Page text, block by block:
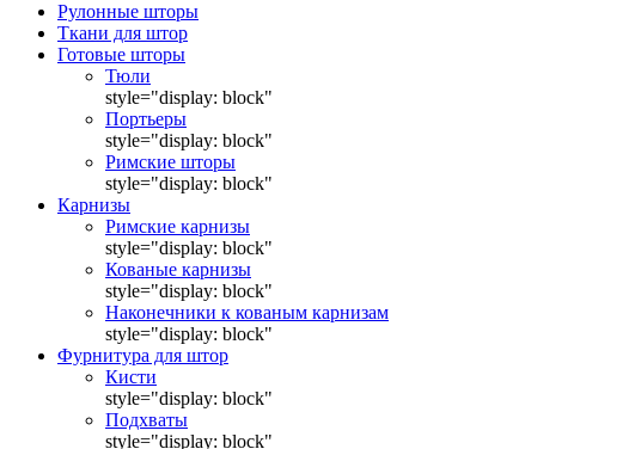
Рулонные шторы
Ткани для штор
Готовые шторы
Тюли
style="display: block"
Портьеры
style="display: block"
Римские шторы
style="display: block"
Карнизы
Римские карнизы
style="display: block"
Кованые карнизы
style="display: block"
Наконечники к кованым карнизам
style="display: block"
Фурнитура для штор
Кисти
style="display: block"
Подхваты
style="display: block"